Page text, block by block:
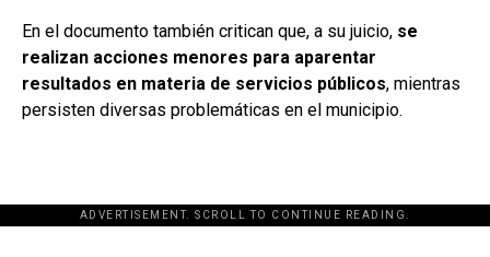
En el documento también critican que, a su juicio, se
realizan acciones menores para aparentar
resultados en materia de servicios públicos, mientras
persisten diversas problemáticas en el municipio.
ADVERTISEMENT. SCROLL TO CONTINUE READING.
[adsforwp id="243463"]